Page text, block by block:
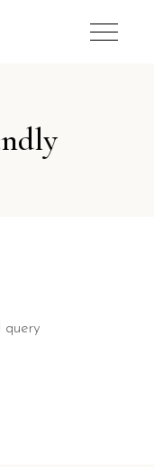
query